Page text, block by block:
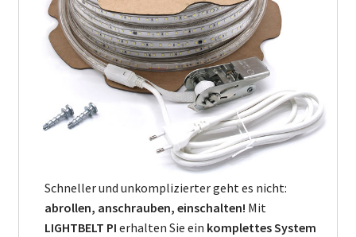
Schneller und unkomplizierter geht es nicht:
abrollen, anschrauben, einschalten! Mit
LIGHTBELT PI erhalten Sie ein komplettes System